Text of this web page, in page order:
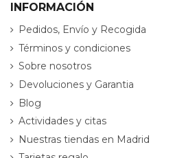
INFORMACIÓN
Pedidos, Envío y Recogida
Términos y condiciones
Sobre nosotros
Devoluciones y Garantia
Blog
Actividades y citas
Nuestras tiendas en Madrid